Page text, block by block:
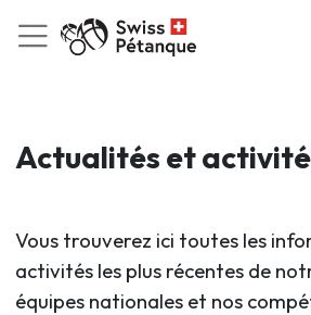
Actualités et
Vous trouverez ici toutes les
activités les plus récentes de
équipes nationales et nos